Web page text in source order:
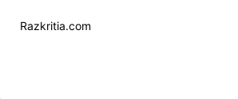
Razkritia.com